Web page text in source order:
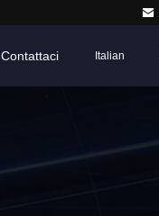
Contattaci Italian